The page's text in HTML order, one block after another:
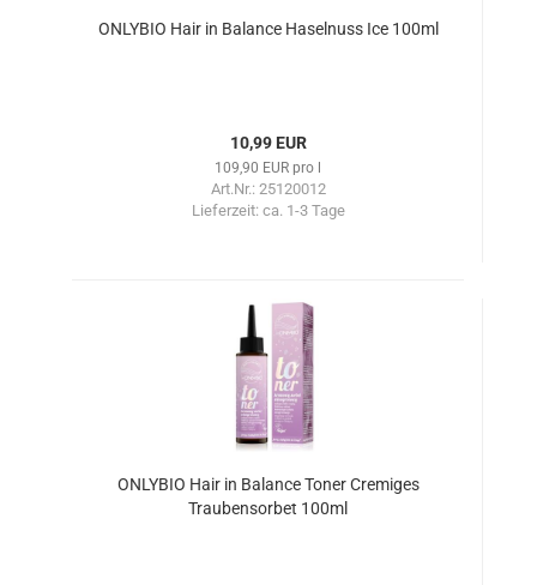
ONLYBIO Hair in Balance Haselnuss Ice 100ml
10,99 EUR
109,90 EUR pro l
Art.Nr.: 25120012
Lieferzeit: ca. 1-3 Tage
ONLYBIO Hair in Balance Toner Cremiges
Traubensorbet 100ml